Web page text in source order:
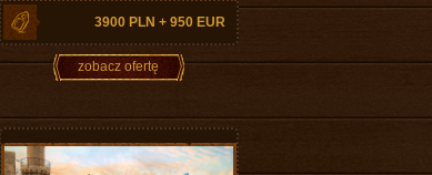
3900 PLN + 950 EUR
zobacz ofertę